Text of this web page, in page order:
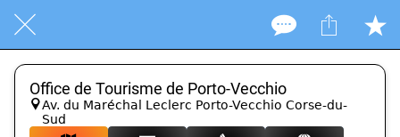
Office de Tourisme de Porto-Vecchio
Av. du Maréchal Leclerc Porto-Vecchio Corse-du-
Sud